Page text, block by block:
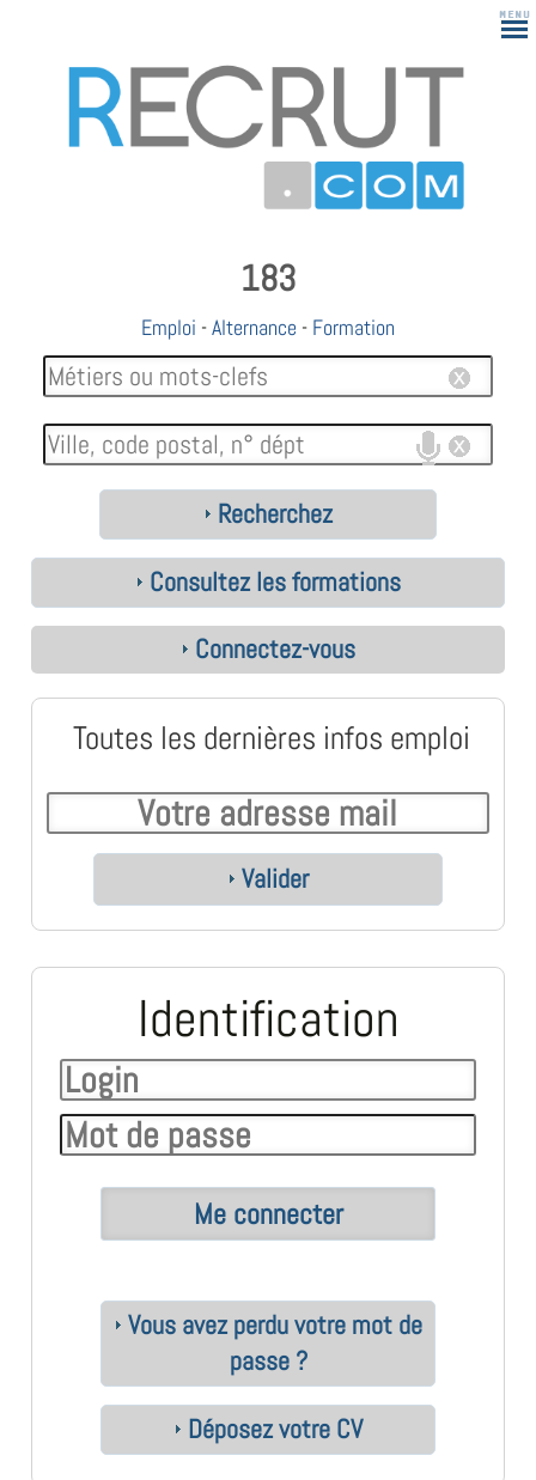
183
Emploi -Alternance - Formation
Recherchez
Consultez les formations
Connectez-vous
Toutes les dernières infos emploi
Valider
Identification
Vous avez perdu votre mot de
passe ?
Déposez votre CV